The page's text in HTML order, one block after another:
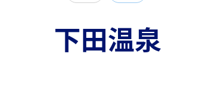
下田温泉